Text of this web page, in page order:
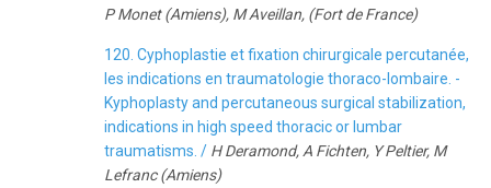
P Monet (Amiens), M Aveillan, (Fort de France)
120. Cyphoplastie et fixation chirurgicale percutanée,
les indications en traumatologie thoraco-lombaire. -
Kyphoplasty and percutaneous surgical stabilization,
indications in high speed thoracic or lumbar
traumatisms. / H Deramond, A Fichten, Y Peltier, M
Lefranc (Amiens)